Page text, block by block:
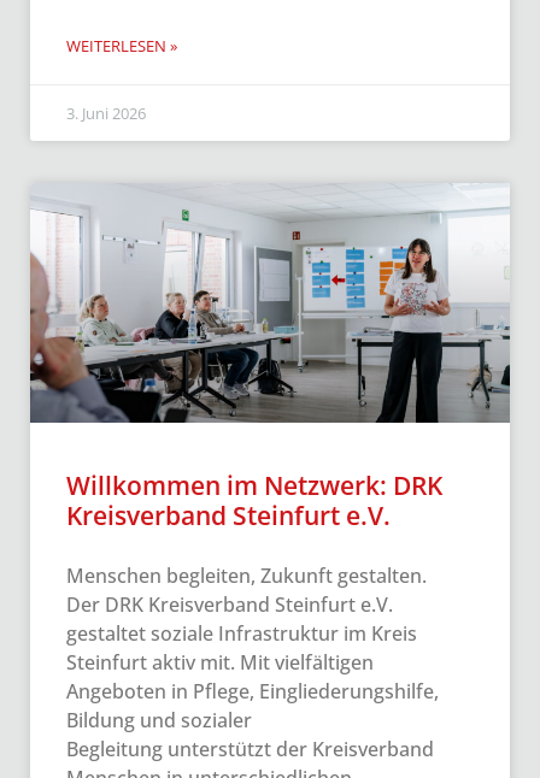
WEITERLESEN »
3. Juni 2026
Willkommen im Netzwerk: DRK
Kreisverband Steinfurt e.V.
Menschen begleiten, Zukunft gestalten.
Der DRK Kreisverband Steinfurt e.V.
gestaltet soziale Infrastruktur im Kreis
Steinfurt aktiv mit. Mit vielfältigen
Angeboten in Pflege, Eingliederungshilfe,
Bildung und sozialer
Begleitung unterstützt der Kreisverband